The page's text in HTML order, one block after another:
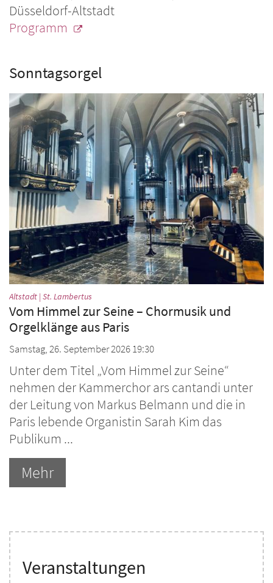
Düsseldorf-Altstadt
Programm
Sonntagsorgel
Altstadt | St. Lambertus
Vom Himmel zur Seine – Chormusik und
Orgelklänge aus Paris
Samstag, 26. September 2026 19:30
Unter dem Titel „Vom Himmel zur Seine“
nehmen der Kammerchor ars cantandi unter
der Leitung von Markus Belmann und die in
Paris lebende Organistin Sarah Kim das
Publikum ...
Mehr
Veranstaltungen